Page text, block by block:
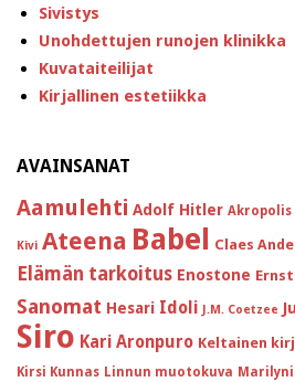
Sivistys
Unohdettujen runojen klinikka
Kuvataiteilijat
Kirjallinen estetiikka
AVAINSANAT
Aamulehti Adolf Hitler Akropolis
Kivi Ateena Babel Claes
Elämän tarkoitus Enostone
Sanomat Hesari Idoli J.M. Coetzee
Siro Kari Aronpuro Keltainen
Kirsi Kunnas Linnun muotokuva